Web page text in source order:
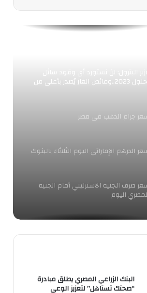
أسعار العملات اليوم الجمعة فى البنوك
البترول: لن نستورد أى وقود سائل
بحلول 2023..وفائض الغاز يُصدر بأعلى من
جرام الذهب فى مصر
الدرهم الإماراتى اليوم الثلاثاء بالبنوك
صرف الجنيه الاسترليني أمام الجنيه
اليوم
الجنيه المصري اليوم
البنك الزراعي المصري يطلق مبادرة
“صحتك تستاهل” لتعزيز الوعي